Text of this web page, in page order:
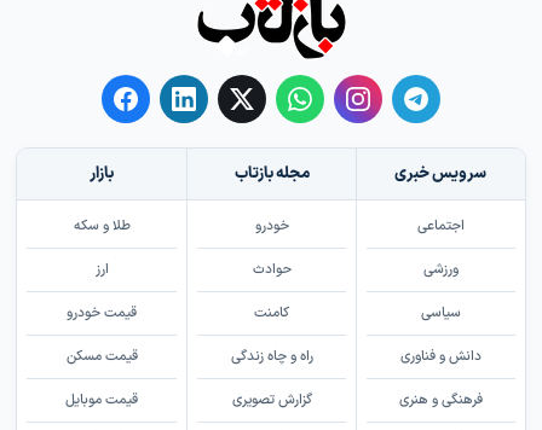
سرویس خبری
اجتماعی
ورزشی
سیاسی
دانش و فناوری
فرهنگی و هنری
مجله بازتاب
خودرو
حوادث
کامنت
راه و چاه زندگی
گزارش تصویری
بازار
طلا و سکه
ارز
قیمت خودرو
قیمت مسکن
قیمت موبایل